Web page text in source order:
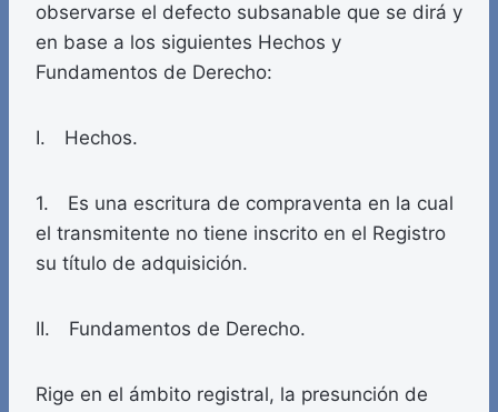
observarse el defecto subsanable que se dirá y
en base a los siguientes Hechos y
Fundamentos de Derecho:
I. Hechos.
1. Es una escritura de compraventa en la cual
el transmitente no tiene inscrito en el Registro
su título de adquisición.
II. Fundamentos de Derecho.
Rige en el ámbito registral, la presunción de